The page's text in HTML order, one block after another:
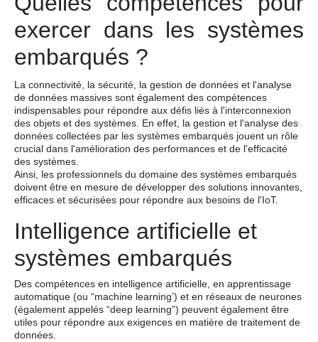
exercer dans les systèmes
embarqués ?
La connectivité, la sécurité, la gestion de données et l'analyse
de données massives sont également des compétences
indispensables pour répondre aux défis liés à l'interconnexion
des objets et des systèmes. En effet, la gestion et l'analyse des
données collectées par les systèmes embarqués jouent un rôle
crucial dans l'amélioration des performances et de l'efficacité
des systèmes.
Ainsi, les professionnels du domaine des systèmes embarqués
doivent être en mesure de développer des solutions innovantes,
efficaces et sécurisées pour répondre aux besoins de l'IoT.
Intelligence artificielle et
systèmes embarqués
Des compétences en intelligence artificielle, en apprentissage
automatique (ou “machine learning’) et en réseaux de neurones
(également appelés “deep learning”) peuvent également être
utiles pour répondre aux exigences en matière de traitement de
données.